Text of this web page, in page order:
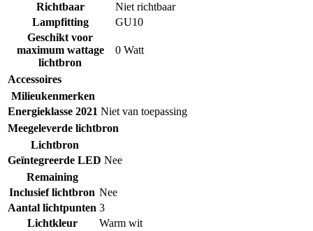
Richtbaar
Niet richtbaar
Lampfitting
GU10
Geschikt voor
maximum wattage
lichtbron
0 Watt
Accessoires
Milieukenmerken
Energieklasse 2021 Niet van toepassing
Meegeleverde lichtbron
Lichtbron
Geïntegreerde LED Nee
Remaining
Inclusief lichtbron Nee
Aantal lichtpunten 3
Lichtkleur
Warm wit